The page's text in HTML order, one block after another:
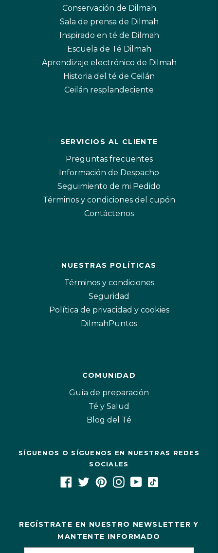
Conservación de Dilmah
Sala de prensa de Dilmah
Inspirado en té de Dilmah
Escuela de Té Dilmah
Aprendizaje electrónico de Dilmah
Historia del té de Ceilán
Ceilán resplandeciente
SERVICIOS AL CLIENTE
Preguntas frecuentes
Información de Despacho
Seguimiento de mi Pedido
Términos y condiciones del cupón
Contáctenos
NUESTRAS POLÍTICAS
Términos y condiciones
Seguridad
Política de privacidad y cookies
DilmahPuntos
COMUNIDAD
Guía de preparación
Té y Salud
Blog del Té
SÍGUENOS O SÍGUENOS EN NUESTRAS REDES
SOCIALES
REGÍSTRATE EN NUESTRO NEWSLETTER Y
MANTENTE INFORMADO